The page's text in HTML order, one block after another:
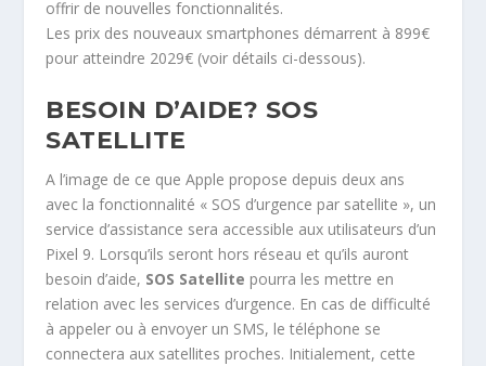
offrir de nouvelles fonctionnalités.
Les prix des nouveaux smartphones démarrent à 899€
pour atteindre 2029€ (voir détails ci-dessous).
BESOIN D’AIDE? SOS
SATELLITE
A l’image de ce que Apple propose depuis deux ans
avec la fonctionnalité « SOS d’urgence par satellite », un
service d’assistance sera accessible aux utilisateurs d’un
Pixel 9. Lorsqu’ils seront hors réseau et qu’ils auront
besoin d’aide, SOS Satellite pourra les mettre en
relation avec les services d’urgence. En cas de difficulté
à appeler ou à envoyer un SMS, le téléphone se
connectera aux satellites proches. Initialement, cette